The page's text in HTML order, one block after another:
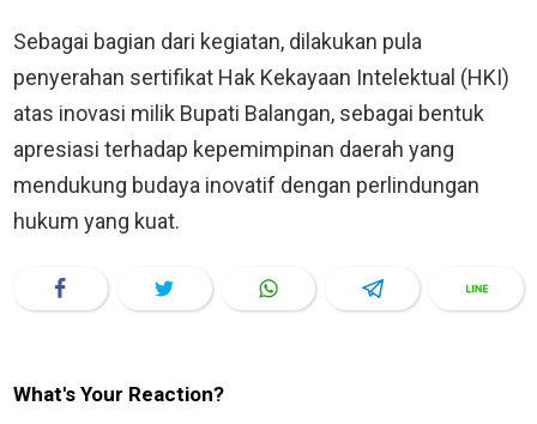
Sebagai bagian dari kegiatan, dilakukan pula
penyerahan sertifikat Hak Kekayaan Intelektual (HKI)
atas inovasi milik Bupati Balangan, sebagai bentuk
apresiasi terhadap kepemimpinan daerah yang
mendukung budaya inovatif dengan perlindungan
hukum yang kuat.
What's Your Reaction?